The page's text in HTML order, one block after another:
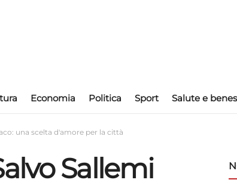
Economia Politica Sport Salute e
una scelta d'amore per la città
Sallemi